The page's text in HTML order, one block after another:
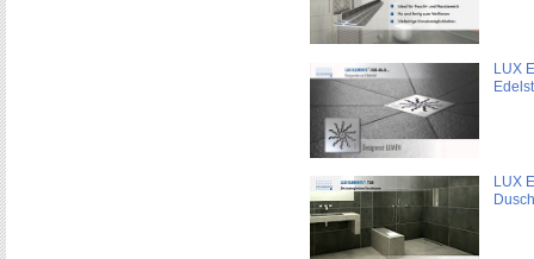
LUX
LUX